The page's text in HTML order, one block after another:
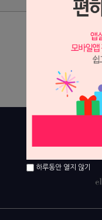
하루동안 열지 않기